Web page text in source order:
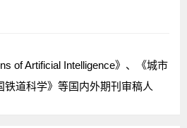
of Artificial Intelligence》、《城市
道科学》等国内外期刊审稿人